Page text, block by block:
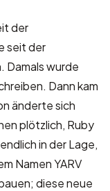
der
seit der
Damals wurde
Dann kam
änderte sich
plötzlich, Ruby
in der Lage,
Namen YARV
diese neue